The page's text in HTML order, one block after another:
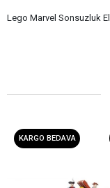
Lego Marvel Sonsuzluk
KARGO BEDAVA